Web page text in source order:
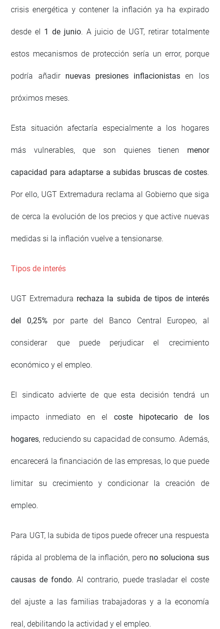
crisis energética y contener la inflación ya ha expirado
desde el 1 de junio. A juicio de UGT, retirar totalmente
estos mecanismos de protección sería un error, porque
podría añadir nuevas presiones inflacionistas en los
próximos meses.
Esta situación afectaría especialmente a los hogares
más vulnerables, que son quienes tienen menor
capacidad para adaptarse a subidas bruscas de costes.
Por ello, UGT Extremadura reclama al Gobierno que siga
de cerca la evolución de los precios y que active nuevas
medidas si la inflación vuelve a tensionarse.
Tipos de interés
UGT Extremadura rechaza la subida de tipos de interés
del 0,25% por parte del Banco Central Europeo, al
considerar que puede perjudicar el crecimiento
económico y el empleo.
El sindicato advierte de que esta decisión tendrá un
impacto inmediato en el coste hipotecario de los
hogares, reduciendo su capacidad de consumo. Además,
encarecerá la financiación de las empresas, lo que puede
limitar su crecimiento y condicionar la creación de
empleo.
Para UGT, la subida de tipos puede ofrecer una respuesta
rápida al problema de la inflación, pero no soluciona sus
causas de fondo. Al contrario, puede trasladar el coste
del ajuste a las familias trabajadoras y a la economía
real, debilitando la actividad y el empleo.